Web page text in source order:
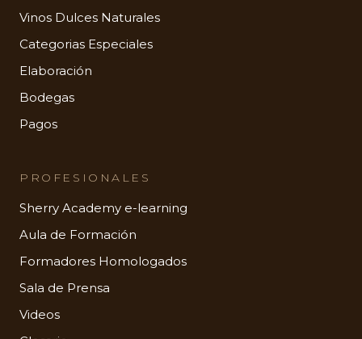
Vinos Dulces Naturales
Categorias Especiales
Elaboración
Bodegas
Pagos
PROFESIONALES
Sherry Academy e-learning
Aula de Formación
Formadores Homologados
Sala de Prensa
Videos